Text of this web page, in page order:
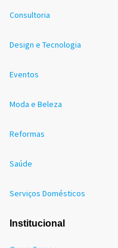
Consultoria
Design e Tecnologia
Eventos
Moda e Beleza
Reformas
Saúde
Serviços Domésticos
Institucional